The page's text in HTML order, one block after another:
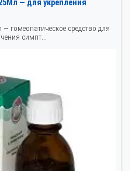
— для укрепления
гомеопатическое средство для
симпт...